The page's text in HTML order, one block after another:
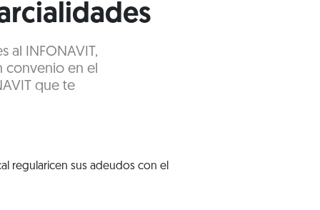
al INFONAVIT,
convenio en el
que te
regularicen sus adeudos con el